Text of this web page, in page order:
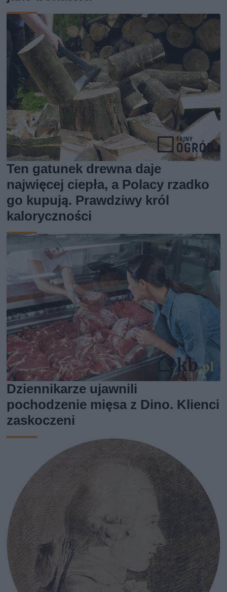
Ten gatunek drewna daje
najwięcej ciepła, a Polacy rzadko
go kupują. Prawdziwy król
kaloryczności
Dziennikarze ujawnili
pochodzenie mięsa z Dino. Klienci
zaskoczeni